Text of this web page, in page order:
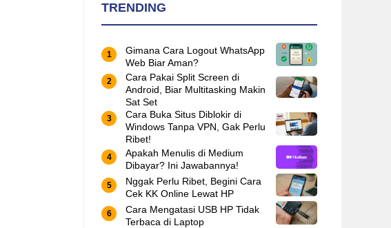
TRENDING
Gimana Cara Logout WhatsApp
Web Biar Aman?
Cara Pakai Split Screen di
Android, Biar Multitasking Makin
Sat Set
Cara Buka Situs Diblokir di
Windows Tanpa VPN, Gak Perlu
Ribet!
Apakah Menulis di Medium
Dibayar? Ini Jawabannya!
Nggak Perlu Ribet, Begini Cara
Cek KK Online Lewat HP
Cara Mengatasi USB HP Tidak
Terbaca di Laptop